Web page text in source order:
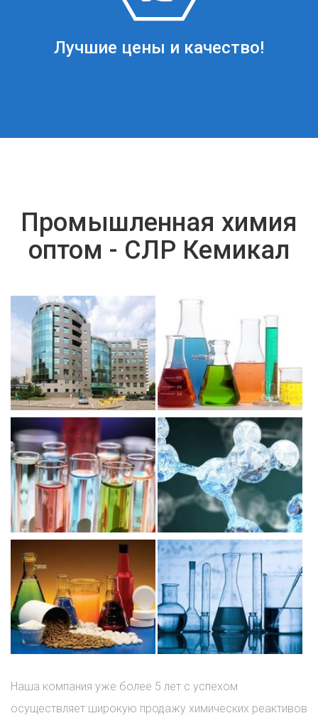
Лучшие цены и качество!
Промышленная химия
оптом - СЛР Кемикал
Наша компания уже более 5 лет с успехом
осуществляет широкую продажу химических реактивов